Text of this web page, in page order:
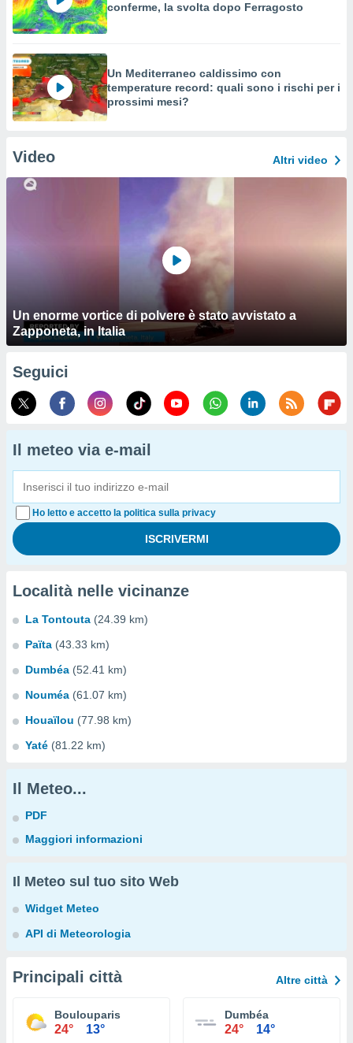
conferme, la svolta dopo Ferragosto
Un Mediterraneo caldissimo con
temperature record: quali sono i rischi per i
prossimi mesi?
Video Altri video
Un enorme vortice di polvere è stato avvistato a
Zapponeta, in Italia
Seguici
Il meteo via e-mail
Ho letto e accetto la politica sulla privacy
Località nelle vicinanze
La Tontouta (24.39 km)
Païta (43.33 km)
Dumbéa (52.41 km)
Nouméa (61.07 km)
Houaïlou (77.98 km)
Yaté (81.22 km)
Il Meteo...
PDF
Maggiori informazioni
Il Meteo sul tuo sito Web
Widget Meteo
API di Meteorologia
Principali città Altre città
Boulouparis
24° 13°
Dumbéa
24° 14°